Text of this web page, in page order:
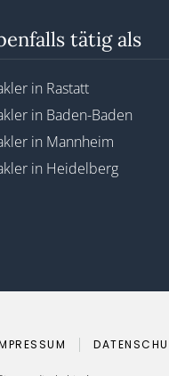
tätig als
in Rastatt
in Baden-Baden
in Mannheim
in Heidelberg